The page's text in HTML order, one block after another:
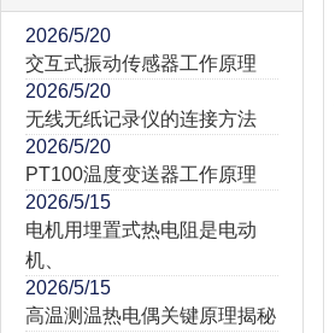
2026/5/20
交互式振动传感器工作原理
2026/5/20
无线无纸记录仪的连接方法
2026/5/20
PT100温度变送器工作原理
2026/5/15
电机用埋置式热电阻是电动
机、
2026/5/15
高温测温热电偶关键原理揭秘